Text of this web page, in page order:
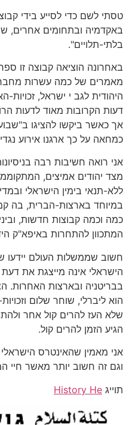
טסתי לשם כדי לסייע בידי
באקדמיה ובתחומים אחרים,
בלתי-תלויים".
באחרונה הוציאה קבוצה זו
מאמרים של כמה עשרות
היהודית לגב י ישראל,
דעות הקרובות מאוד לדעות
אך כאשר ביקשו להציגו
כמחאה על כך ארגנו אירוע
אני רואה חשיבות רבה
מצד יהודים אמיצים,
ללא-תנאי בימין הישראלי
במיוחד בארצות-הברית, בה
כמה וכמה קבוצות חדשות,
המתכוון להתחרות באיפא"ק
חשוב שממשלות העולם יידעו
הישראלי אינה מייצגת את
בבריטניה ובארצות האחרות.
הוא ליברלי, שוחר שלום
שלא העז להרים קול אחר
הגיע הזמן להרים קול.
אני מאמין שהאינטרס
וגם זה חשוב יותר מאשר חיי
תוייג History He